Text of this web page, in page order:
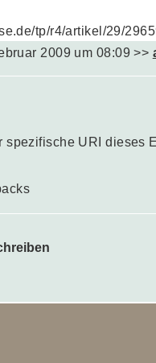
tp/r4/artikel/29/
2009 um 08:09 >>
spezifische URI dieses